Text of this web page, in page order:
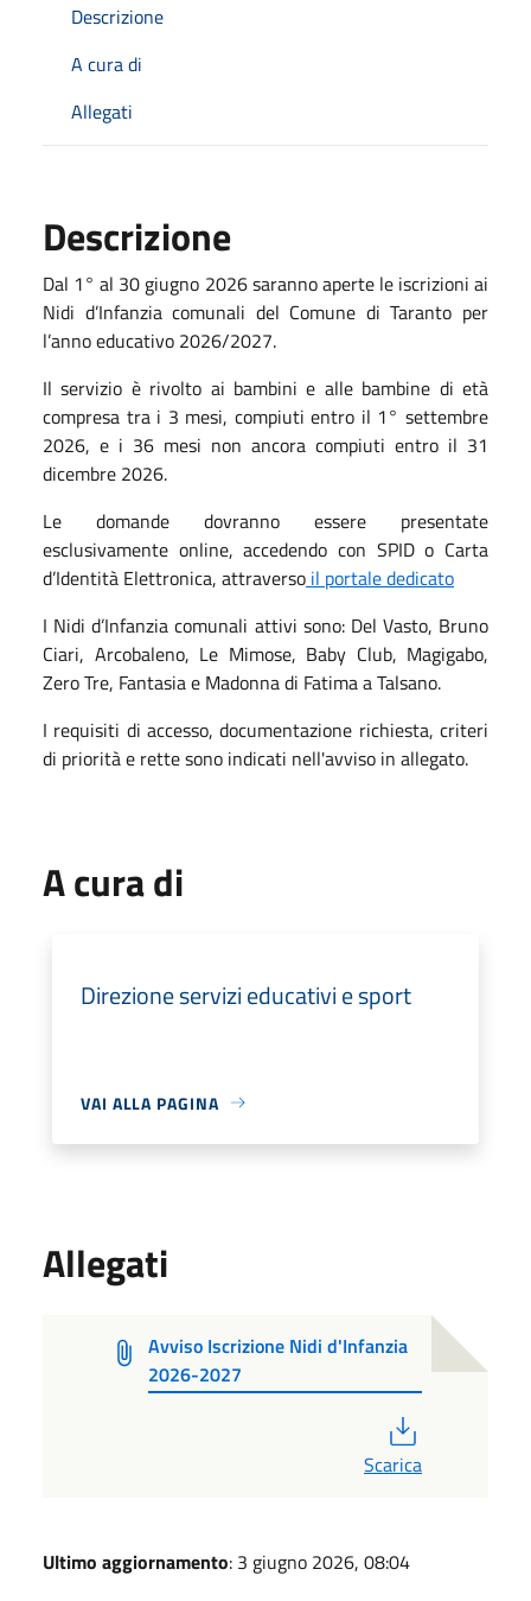
Descrizione
A cura di
Allegati
Descrizione
Dal 1° al 30 giugno 2026 saranno aperte le iscrizioni ai
Nidi d’Infanzia comunali del Comune di Taranto per
l’anno educativo 2026/2027.
Il servizio è rivolto ai bambini e alle bambine di età
compresa tra i 3 mesi, compiuti entro il 1° settembre
2026, e i 36 mesi non ancora compiuti entro il 31
dicembre 2026.
Le domande dovranno essere presentate
esclusivamente online, accedendo con SPID o Carta
d’Identità Elettronica, attraverso il portale dedicato
I Nidi d’Infanzia comunali attivi sono: Del Vasto, Bruno
Ciari, Arcobaleno, Le Mimose, Baby Club, Magigabo,
Zero Tre, Fantasia e Madonna di Fatima a Talsano.
I requisiti di accesso, documentazione richiesta, criteri
di priorità e rette sono indicati nell'avviso in allegato.
A cura di
Direzione servizi educativi e sport
VAI ALLA PAGINA
Allegati
Avviso Iscrizione Nidi d'Infanzia
2026-2027
Scarica
Ultimo aggiornamento: 3 giugno 2026, 08:04